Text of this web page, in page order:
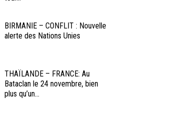
BIRMANIE – CONFLIT : Nouvelle
alerte des Nations Unies
THAÏLANDE – FRANCE: Au
Bataclan le 24 novembre, bien
plus qu’un...